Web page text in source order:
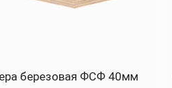
березовая ФСФ 40мм